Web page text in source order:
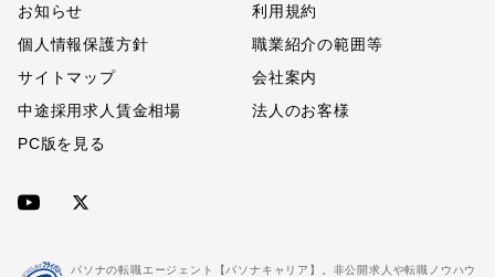
お知らせ
利用規約
個人情報保護方針
職業紹介の範囲等
サイトマップ
会社案内
中途採用求人賃金相場
法人のお客様
PC版を見る
パソナの転職エージェント【パソナキャリア】。非公開求人や転職ノウハウ